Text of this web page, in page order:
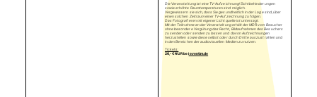
Die Veranstaltung ist eine TV-Aufzeichnung! Sichtbehinderungen
sowie erhöhte Raumtemperaturen sind möglich.
Vergewissern sie sich, dass Sie gesundheitlich in der Lage sind, über
einen solchen Zeitraum einer TV-Aufzeichnung zu folgen.
Das Fotografieren mit eigener Lichtquelle ist untersagt.
Mit der Teilnahme an der Veranstaltung erhält der MDR vom Besucher
ohne besondere Vergütung das Recht, Bildaufnahmen des Besuchers
zu senden oder senden zu lassen und davon Aufzeichnungen
herzustellen sowie diese selbst oder durch Dritte auszustrahlen und
in den Bereichen der audiovisuellen Medien zu nutzen.
Tickets:
26,- € NUR beieventim.de